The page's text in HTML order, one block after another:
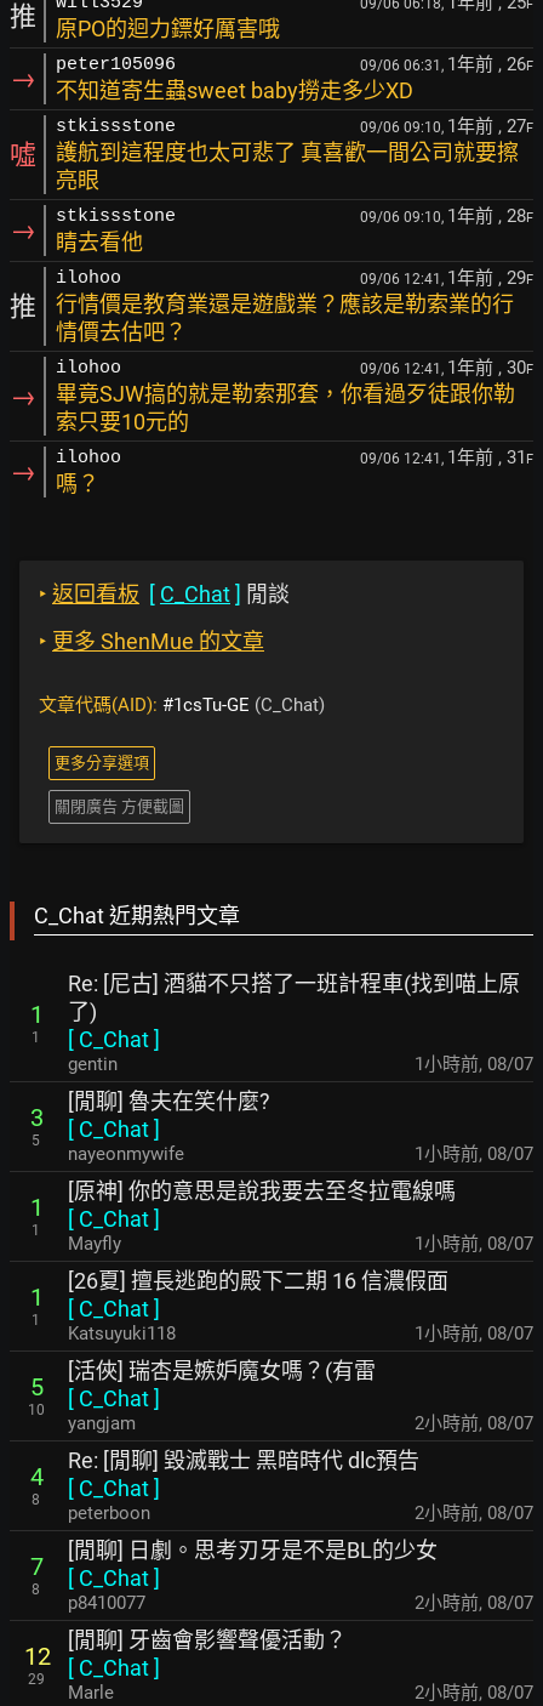
推 09/06 06:18, F
原PO的迴力鏢好厲害哦
→ peter105096 09/06 06:31, 1年前 , 26F
不知道寄生蟲sweet baby撈走多少XD
噓
stkissstone 09/06 09:10, 1年前 , 27F
護航到這程度也太可悲了 真喜歡一間公司就要擦
亮眼
→ stkissstone 09/06 09:10, 1年前 , 28F
睛去看他
推
ilohoo 09/06 12:41, 1年前 , 29F
行情價是教育業還是遊戲業？應該是勒索業的行
情價去估吧？
→
ilohoo 09/06 12:41, 1年前 , 30F
畢竟SJW搞的就是勒索那套，你看過歹徒跟你勒
索只要10元的
→ ilohoo 09/06 12:41, 1年前 , 31 F
嗎？
‣ 返回看板 [ C_Chat] 閒談
‣ 更多 ShenMue 的文章
文章代碼(AID): #1csTu-GE (C_Chat)
更多分享選項
關閉廣告 方便截圖
C_Chat 近期熱門文章
1
1
Re: [尼古] 酒貓不只搭了一班計程車(找到喵上原
了)
[ C_Chat]
gentin 1小時前, 08/07
3
5
[閒聊] 魯夫在笑什麼?
[ C_Chat]
nayeonmywife 1小時前, 08/07
1
1
[原神] 你的意思是說我要去至冬拉電線嗎
[ C_Chat]
Mayfly 1小時前, 08/07
1
1
[26夏] 擅長逃跑的殿下二期 16 信濃假面
[ C_Chat]
Katsuyuki118 1小時前, 08/07
5
10
[活俠] 瑞杏是嫉妒魔女嗎？(有雷
[ C_Chat]
yangjam 2小時前, 08/07
4
8
Re: [閒聊] 毀滅戰士 黑暗時代 dlc預告
[ C_Chat]
peterboon 2小時前, 08/07
7
8
[閒聊] 日劇。思考刃牙是不是BL的少女
[ C_Chat]
p8410077 2小時前, 08/07
12
29
[閒聊] 牙齒會影響聲優活動？
[ C_Chat]
Marle 2小時前, 08/07